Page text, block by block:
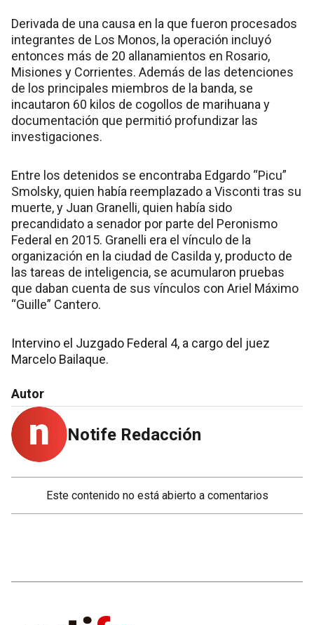
Derivada de una causa en la que fueron procesados
integrantes de Los Monos, la operación incluyó
entonces más de 20 allanamientos en Rosario,
Misiones y Corrientes. Además de las detenciones
de los principales miembros de la banda, se
incautaron 60 kilos de cogollos de marihuana y
documentación que permitió profundizar las
investigaciones.
Entre los detenidos se encontraba Edgardo “Picu”
Smolsky, quien había reemplazado a Visconti tras su
muerte, y Juan Granelli, quien había sido
precandidato a senador por parte del Peronismo
Federal en 2015. Granelli era el vínculo de la
organización en la ciudad de Casilda y, producto de
las tareas de inteligencia, se acumularon pruebas
que daban cuenta de sus vínculos con Ariel Máximo
“Guille” Cantero.
Intervino el Juzgado Federal 4, a cargo del juez
Marcelo Bailaque.
Autor
Notife Redacción
Este contenido no está abierto a comentarios